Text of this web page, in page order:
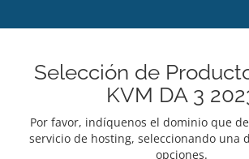
Selección de
KVM DA 3
Por favor, indíquenos el dominio que
servicio de hosting, seleccionando una
opciones.